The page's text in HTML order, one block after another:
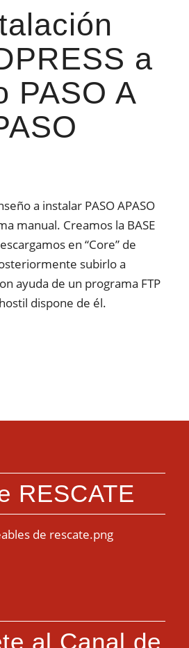
a
PASO A
a instalar PASO APASO
manual. Creamos la BASE
en “Core” de
subirlo a
ayuda de un programa FTP
dispone de él.
RESCATE
al Canal de